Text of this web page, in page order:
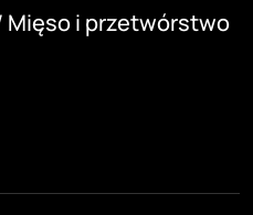
Mięso i przetwórstwo